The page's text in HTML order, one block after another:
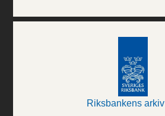
Riksbankens arkiv